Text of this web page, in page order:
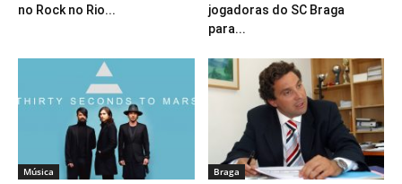
no Rock no Rio...
jogadoras do SC Braga
para...
Música Braga